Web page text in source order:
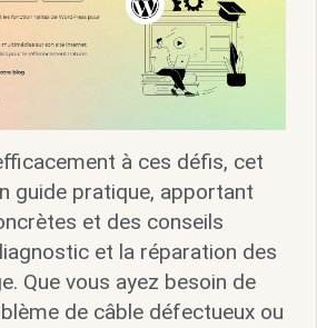
à ces défis, cet
guide pratique, apportant
et des conseils
et la réparation des
Que vous ayez besoin de
de câble défectueux ou